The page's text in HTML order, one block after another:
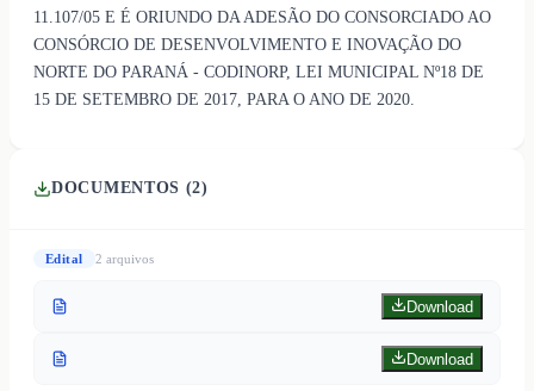
11.107/05 E É ORIUNDO DA ADESÃO DO CONSORCIADO AO
CONSÓRCIO DE DESENVOLVIMENTO E INOVAÇÃO DO
NORTE DO PARANÁ - CODINORP, LEI MUNICIPAL Nº18 DE
15 DE SETEMBRO DE 2017, PARA O ANO DE 2020.
DOCUMENTOS (2)
Edital 2 arquivos
Download
Download